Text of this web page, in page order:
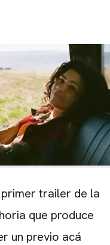
trailer de la
que produce
un previo acá